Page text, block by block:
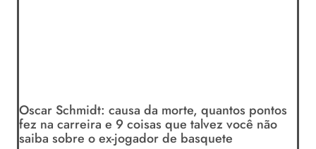
Oscar Schmidt: causa da morte, quantos pontos
fez na carreira e 9 coisas que talvez você não
saiba sobre o ex-jogador de basquete